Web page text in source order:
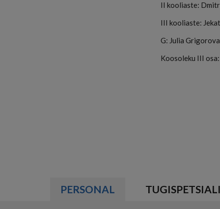
II kooliaste:
III kooliaste:
G: Julia
Koosoleku III
PERSONAL